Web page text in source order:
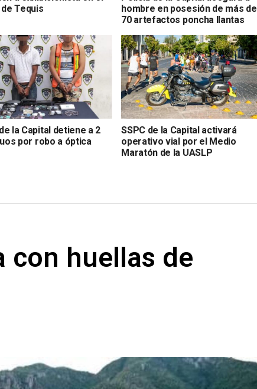
Tequis
hombre en posesión de más de
70 artefactos poncha llantas
la Capital detiene a 2
por robo a óptica
SSPC de la Capital activará
operativo vial por el Medio
Maratón de la UASLP
con huellas de